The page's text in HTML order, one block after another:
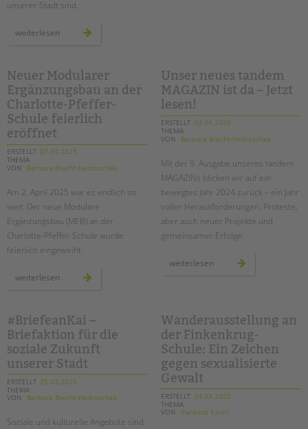
unserer Stadt sind.
weiterlesen
kai
wegner:
übergabe
am
2.
juni
am
Neuer Modularer
Ergänzungsbau an der
Charlotte-Pfeffer-
Schule feierlich
eröffnet
ERSTELLT 07.04.2025
THEMA
VON
Barbara Brecht-Hadraschek
Am 2. April 2025 war es endlich so
weit: Der neue Modulare
Ergänzungsbau (MEB) an der
Charlotte-Pfeffer-Schule wurde
feierlich eingeweiht.
weiterlesen
modularer
charlotte-
pfeffer-
schule
feierlich
eröffnet
Unser neues tandem
MAGAZIN ist da – Jetzt
lesen!
ERSTELLT 03.04.2025
THEMA
VON
Barbara Brecht-Hadraschek
Mit der 9. Ausgabe unseres tandem
MAGAZINs blicken wir auf ein
bewegtes Jahr 2024 zurück – ein Jahr
voller Herausforderungen, Proteste,
aber auch neuer Projekte und
gemeinsamer Erfolge.
weiterlesen
jetzt
lesen!
#BriefeanKai –
Briefaktion für die
soziale Zukunft
unserer Stadt
ERSTELLT 25.03.2025
THEMA
VON
Barbara Brecht-Hadraschek
Soziale und kulturelle Angebote sind
Wanderausstellung an
der Finkenkrug-
Schule: Ein Zeichen
gegen sexualisierte
Gewalt
ERSTELLT 24.03.2025
THEMA
VON
Vanessa Karch